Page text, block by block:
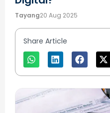
Tayang20 Aug 2025
Share Article